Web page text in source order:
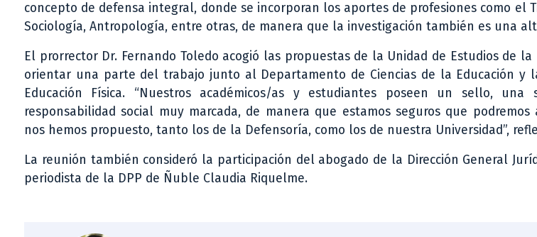
concepto de defensa integral, donde se incorporan los aportes de profesiones como el
Sociología, Antropología, entre otras, de manera que la investigación también es una
El prorrector Dr. Fernando Toledo acogió las propuestas de la Unidad de Estudios de la
orientar una parte del trabajo junto al Departamento de Ciencias de la Educación y
Educación Física. “Nuestros académicos/as y estudiantes poseen un sello, una
responsabilidad social muy marcada, de manera que estamos seguros que
nos hemos propuesto, tanto los de la Defensoría, como los de nuestra Universidad”,
La reunión también consideró la participación del abogado de la Dirección General
periodista de la DPP de Ñuble Claudia Riquelme.